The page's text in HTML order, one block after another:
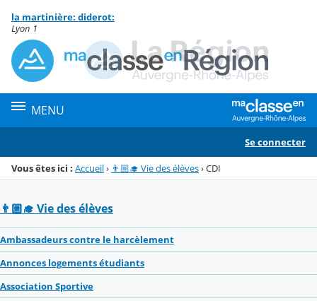
Menu de la rubrique
Contenu
la martinière: diderot:
Lyon 1
MENU
Se connecter
Vous êtes ici : Accueil› 👨🏼‍🎓 Vie des élèves›CDI
👨🏼‍🎓 Vie des élèves
Ambassadeurs contre le harcèlement
Annonces logements étudiants
Association Sportive